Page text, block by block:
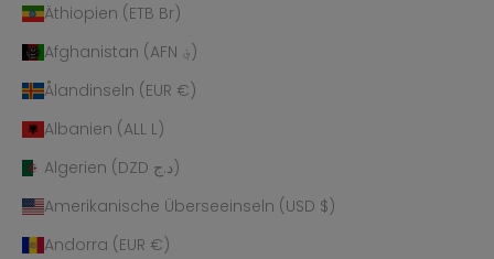
Äthiopien (ETB Br)
Afghanistan (AFN ؋)
Ålandinseln (EUR €)
Albanien (ALL L)
Algerien (DZD د.ج)
Amerikanische Überseeinseln (USD $)
Andorra (EUR €)